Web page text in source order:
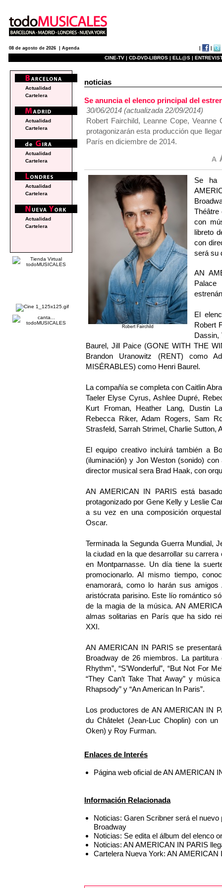
08 de agosto de 2026 | Agenda
CINE-TV | CD-DVD-LIBROS | ELL@S |
noticias
Se anuncia el elenco principal del
30/06/2014 (actualizada 22/09/2014)
Robert Fairchild, Leanne Cope,
protagonizarán esta producción que
París en diciembre de 2014.
Se ha
Théâtre
con
libreto
con
será su
AN
El
Robert
Dassin,
Baurel, Jill Paice (GONE WITH THE
Brandon Uranowitz (RENT) como
MISÉRABLES) como Henri Baurel.
La compañía se completa con Caitlin
Taeler Elyse Cyrus, Ashlee Dupré,
Kurt Froman, Heather Lang, Dustin
Rebecca Riker, Adam Rogers, Sam
Strasfeld, Sarrah Strimel, Charlie Sutton,
El equipo creativo incluirá también a
(iluminación) y Jon Weston (sonido)
director musical sera Brad Haak, con
AN AMERICAN IN PARIS está
protagonizado por Gene Kelly y Leslie
a su vez en una composición
Oscar.
Terminada la Segunda Guerra Mundial,
la ciudad en la que desarrollar su
en Montparnasse. Un día tiene la
promocionarlo. Al mismo tiempo,
enamorará, como lo harán sus
aristócrata parisino. Este lío romántico
de la magia de la música. AN
almas solitarias en París que ha sido
XXI.
AN AMERICAN IN PARIS se
Broadway de 26 miembros. La
Rhythm”, “S’Wonderful”, “But Not For
“They Can’t Take That Away” y
Rhapsody” y “An American In Paris”.
Los productores de AN AMERICAN IN
du Châtelet (Jean-Luc Choplin) con
Oken) y Roy Furman.
Enlaces de Interés
Página web oficial de AN AMERICAN
Información Relacionada
Noticias: Garen Scribner será el
Broadway
Noticias: Se edita el álbum del elenco
Noticias: AN AMERICAN IN PARIS
Cartelera Nueva York: AN AMERICAN
Actualidad
Cartelera
Actualidad
Cartelera
Actualidad
Cartelera
Actualidad
Cartelera
Actualidad
Cartelera